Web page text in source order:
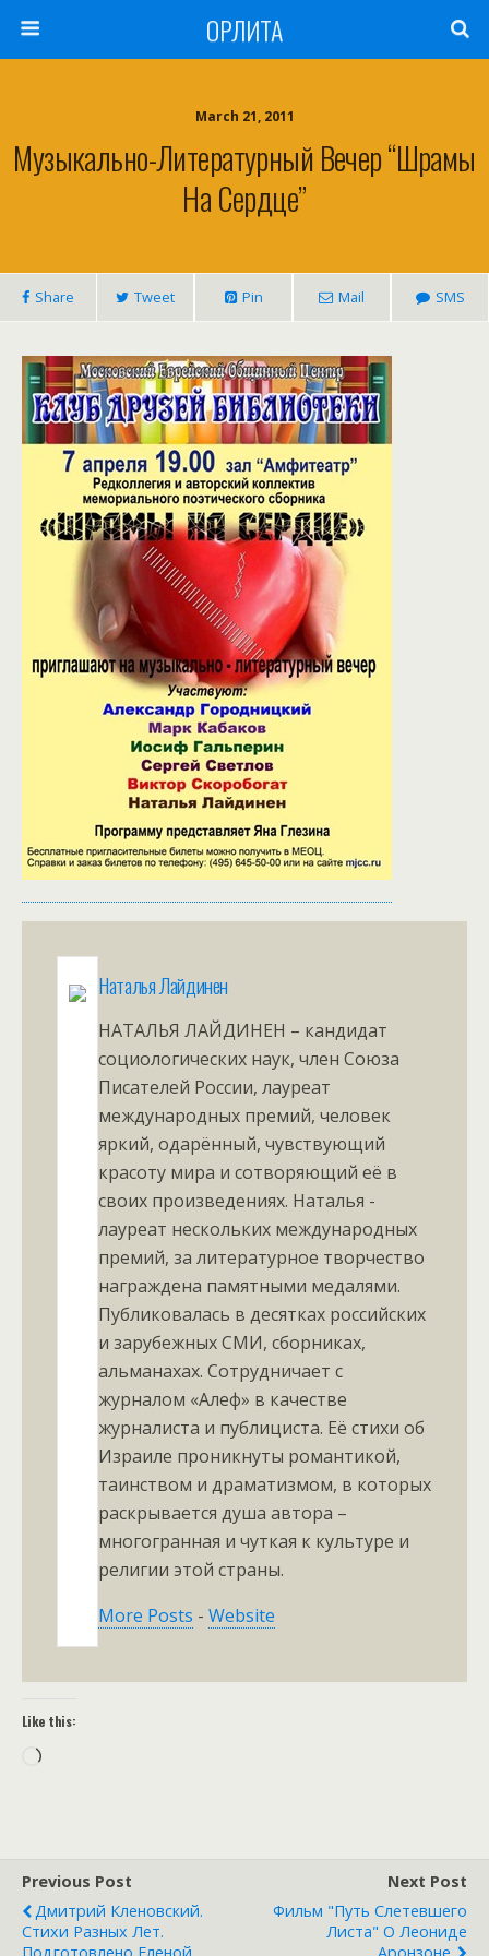
ОРЛИТА
March 21, 2011
Музыкально-Литературный Вечер “Шрамы
На Сердце”
Share Tweet Pin Mail SMS
Наталья Лайдинен
НАТАЛЬЯ ЛАЙДИНЕН – кандидат
социологических наук, член Союза
Писателей России, лауреат
международных премий, человек
яркий, одарённый, чувствующий
красоту мира и сотворяющий её в
своих произведениях. Наталья -
лауреат нескольких международных
премий, за литературное творчество
награждена памятными медалями.
Публиковалась в десятках российских
и зарубежных СМИ, сборниках,
альманахах. Сотрудничает с
журналом «Алеф» в качестве
журналиста и публициста. Её стихи об
Израиле проникнуты романтикой,
таинством и драматизмом, в которых
раскрывается душа автора –
многогранная и чуткая к культуре и
религии этой страны.
More Posts - Website
Like this:
Loading…
Previous Post
Дмитрий Кленовский.
Стихи Разных Лет.
Next Post
Фильм "Путь Слетевшего
Листа" О Леониде